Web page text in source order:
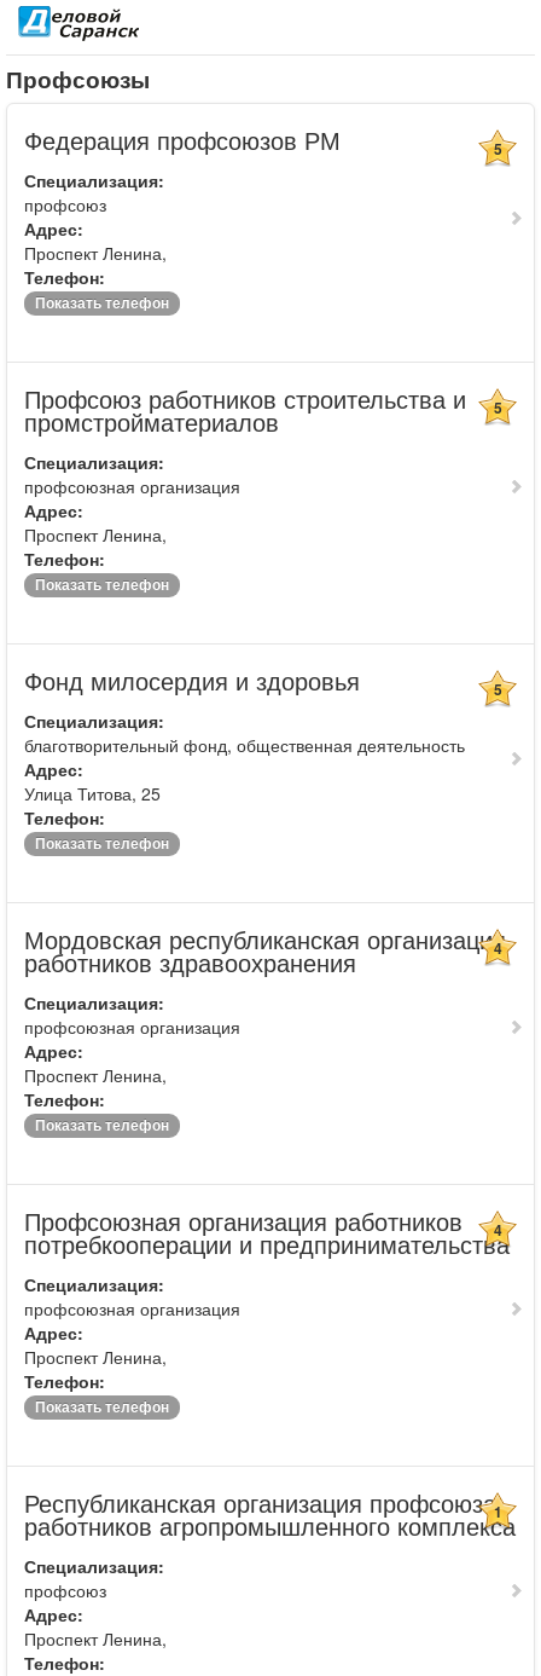
Профсоюзы
Федерация профсоюзов РМ 5
Специализация:
профсоюз
Адрес:
Проспект Ленина,
Телефон:
Показать телефон
Профсоюз работников строительства и
промстройматериалов 5
Специализация:
профсоюзная организация
Адрес:
Проспект Ленина,
Телефон:
Показать телефон
Фонд милосердия и здоровья 5
Специализация:
благотворительный фонд, общественная деятельность
Адрес:
Улица Титова, 25
Телефон:
Показать телефон
Мордовская республиканская организация
работников здравоохранения 4
Специализация:
профсоюзная организация
Адрес:
Проспект Ленина,
Телефон:
Показать телефон
Профсоюзная организация работников
потребкооперации и предпринимательства
4
Специализация:
профсоюзная организация
Адрес:
Проспект Ленина,
Телефон:
Показать телефон
Республиканская организация профсоюза
работников агропромышленного комплекса
1
Специализация:
профсоюз
Адрес:
Проспект Ленина,
Телефон: